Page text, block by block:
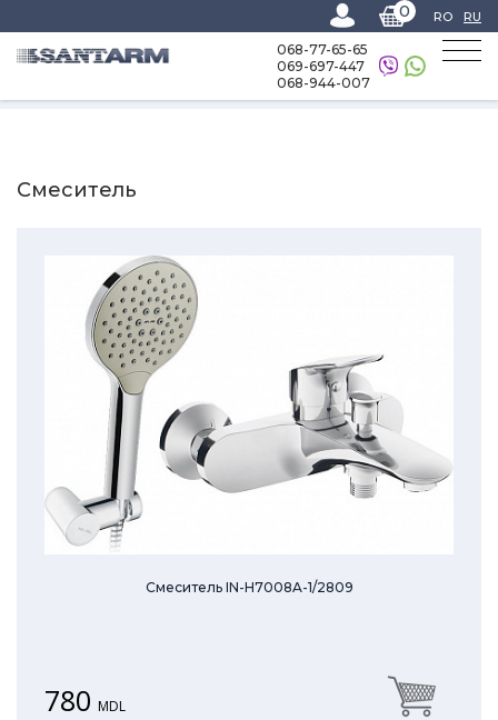
0 RO RU
068-77-65-65
069-697-447
068-944-007
-Смеситель
Смеситель
Смеситель IN-H7008A-1/2809
780 MDL